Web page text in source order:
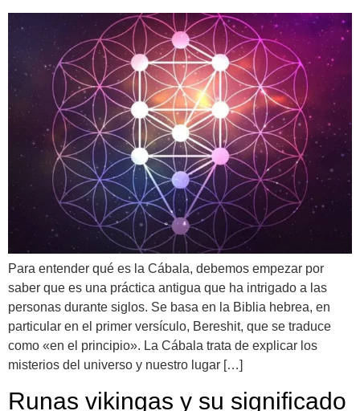
Para entender qué es la Cábala, debemos empezar por
saber que es una práctica antigua que ha intrigado a las
personas durante siglos. Se basa en la Biblia hebrea, en
particular en el primer versículo, Bereshit, que se traduce
como «en el principio». La Cábala trata de explicar los
misterios del universo y nuestro lugar […]
Runas vikingas y su significado